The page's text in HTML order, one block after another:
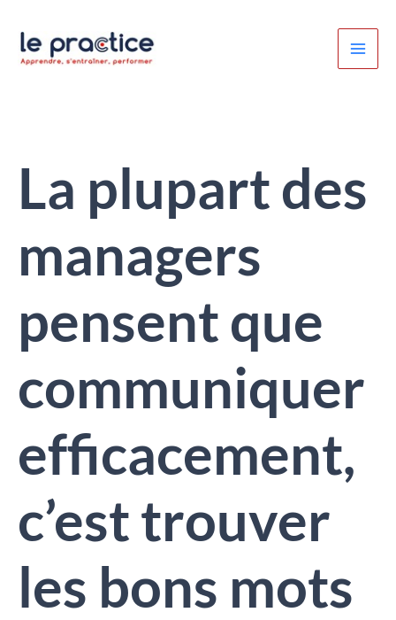
contenu
La plupart des
managers
pensent que
communiquer
efficacement,
c’est trouver
les bons mots